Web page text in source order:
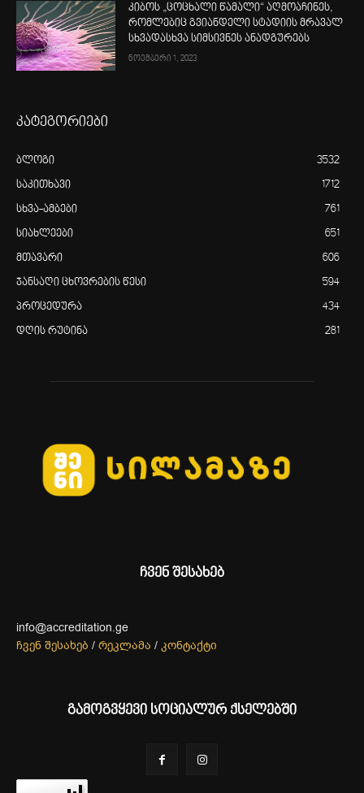
კიბოს „ცოცხალი წამალი“ აღმოაჩინეს,
რომლებიც გვიანდელი სტადიის მრავალ
სხვადასხვა სიმსივნეს ანადგურებს
ნოემბერი 1, 2023
კატეგორიები
ბლოგი 3532
საკითხავი 1712
სხვა-ამბები 761
სიახლეები 651
მთავარი 606
ჯანსაღი ცხოვრების წესი 594
პროცედურა 434
დღის რუტინა 281
ჩვენ შესახებ
info@accreditation.ge
ჩვენ შესახებ / რეკლამა / კონტაქტი
გამოგვყევი სოციალურ ქსელებში